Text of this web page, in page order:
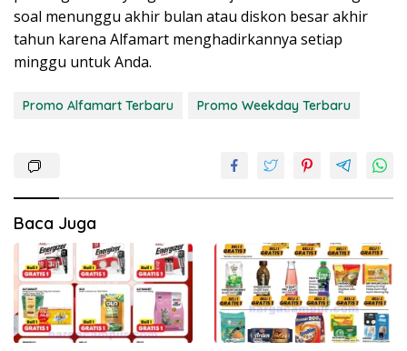
soal menunggu akhir bulan atau diskon besar akhir
tahun karena Alfamart menghadirkannya setiap
minggu untuk Anda.
Promo Alfamart Terbaru Promo Weekday Terbaru
Baca Juga